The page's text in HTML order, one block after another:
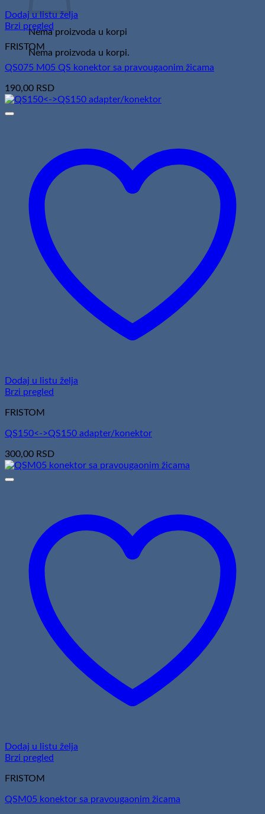
Nema proizvoda u korpi
Nema proizvoda u korpi.
Dodaj u listu želja
Brzi pregled
FRISTOM
QS075 M05 QS konektor sa pravougaonim žicama
190,00 RSD
Dodaj u listu želja
Brzi pregled
FRISTOM
QS150<->QS150 adapter/konektor
300,00 RSD
Dodaj u listu želja
Brzi pregled
FRISTOM
QSM05 konektor sa pravougaonim žicama